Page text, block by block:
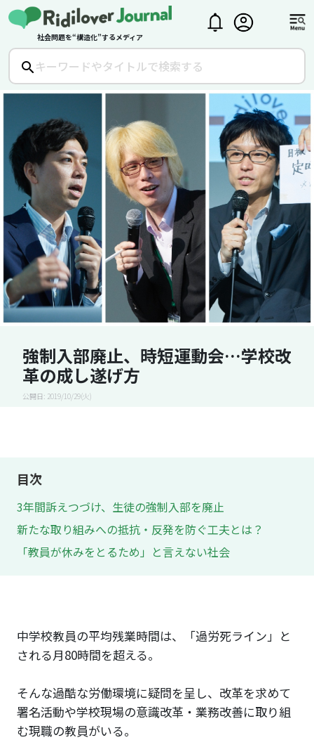
社会問題を“構造化”するメディア
強制入部廃止、時短運動会…学校改
革の成し遂げ方
公開日: 2019/10/29(火)
目次
3年間訴えつづけ、生徒の強制入部を廃止
新たな取り組みへの抵抗・反発を防ぐ工夫とは？
「教員が休みをとるため」と言えない社会
中学校教員の平均残業時間は、「過労死ライン」と
される月80時間を超える。
そんな過酷な労働環境に疑問を呈し、改革を求めて
署名活動や学校現場の意識改革・業務改善に取り組
む現職の教員がいる。